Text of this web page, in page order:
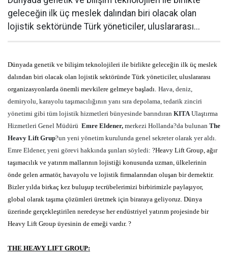
geleceğin ilk üç meslek dalından biri olacak olan
lojistik sektöründe Türk yöneticiler, uluslararası...
Dünyada genetik ve bilişim teknolojileri ile birlikte geleceğin ilk üç meslek
dalından biri olacak olan lojistik sektöründe Türk yöneticiler, uluslararası
organizasyonlarda önemli mevkilere gelmeye başladı. Hava, deniz,
demiryolu, karayolu taşımacılığının yanı sıra depolama, tedarik zinciri
yönetimi gibi tüm lojistik hizmetleri bünyesinde barındıran KITA Ulaştırma
Hizmetleri Genel Müdürü Emre Eldener, merkezi Hollanda?da bulunan The
Heavy Lift Grup?un yeni yönetim kurulunda genel sekreter olarak yer aldı.
Emre Eldener, yeni görevi hakkında şunları söyledi: ?Heavy Lift Group, ağır
taşımacılık ve yatırım mallarının lojistiği konusunda uzman, ülkelerinin
önde gelen armatör, havayolu ve lojistik firmalarından oluşan bir dernektir.
Bizler yılda birkaç kez buluşup tecrübelerimizi birbirimizle paylaşıyor,
global olarak taşıma çözümleri üretmek için biraraya geliyoruz. Dünya
üzerinde gerçekleştirilen neredeyse her endüstriyel yatırım projesinde bir
Heavy Lift Group üyesinin de emeği vardır. ?
THE HEAVY LIFT GROUP: